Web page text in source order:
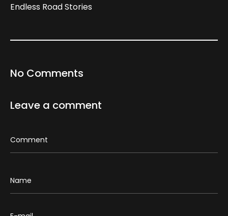
Endless Road Stories
No Comments
Leave a comment